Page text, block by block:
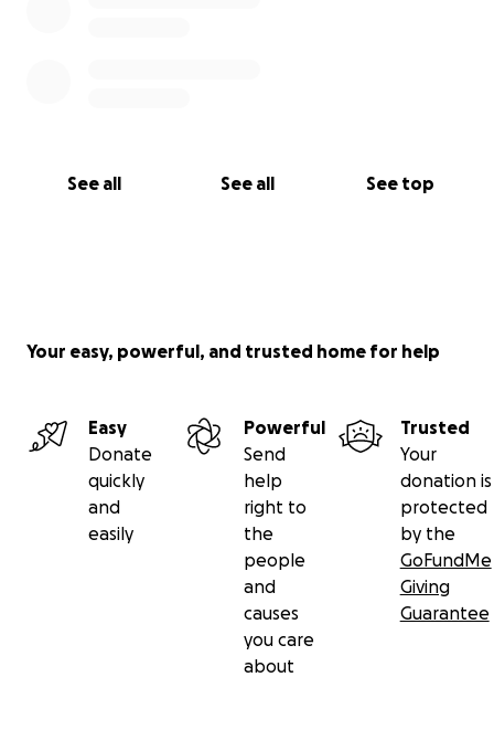
See all See all See top
Your easy, powerful, and trusted home for help
Easy
Donate
quickly
and
easily
Powerful
Send
help
right to
the
people
and
causes
you care
about
Trusted
Your
donation is
protected
by the
GoFundMe
Giving
Guarantee